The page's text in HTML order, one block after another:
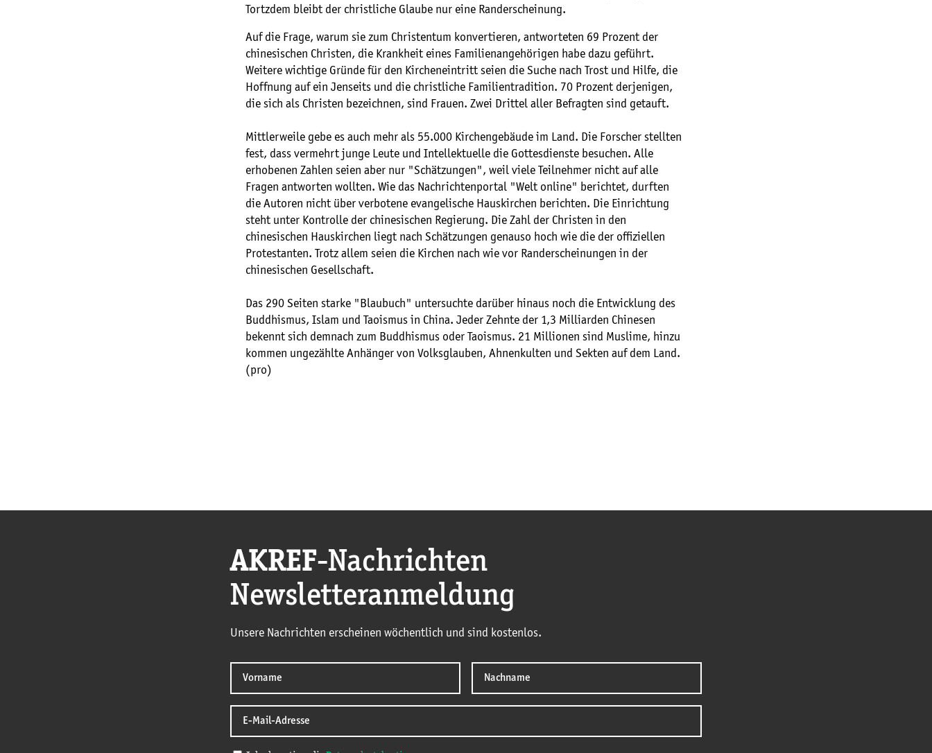
Tortzdem bleibt der christliche Glaube nur eine Randerscheinung.
Auf die Frage, warum sie zum Christentum konvertieren, antworteten 69 Prozent der
chinesischen Christen, die Krankheit eines Familienangehörigen habe dazu geführt.
Weitere wichtige Gründe für den Kircheneintritt seien die Suche nach Trost und Hilfe, die
Hoffnung auf ein Jenseits und die christliche Familientradition. 70 Prozent derjenigen,
die sich als Christen bezeichnen, sind Frauen. Zwei Drittel aller Befragten sind getauft.
Mittlerweile gebe es auch mehr als 55.000 Kirchengebäude im Land. Die Forscher stellten
fest, dass vermehrt junge Leute und Intellektuelle die Gottesdienste besuchen. Alle
erhobenen Zahlen seien aber nur "Schätzungen", weil viele Teilnehmer nicht auf alle
Fragen antworten wollten. Wie das Nachrichtenportal "Welt online" berichtet, durften
die Autoren nicht über verbotene evangelische Hauskirchen berichten. Die Einrichtung
steht unter Kontrolle der chinesischen Regierung. Die Zahl der Christen in den
chinesischen Hauskirchen liegt nach Schätzungen genauso hoch wie die der offiziellen
Protestanten. Trotz allem seien die Kirchen nach wie vor Randerscheinungen in der
chinesischen Gesellschaft.
Das 290 Seiten starke "Blaubuch" untersuchte darüber hinaus noch die Entwicklung des
Buddhismus, Islam und Taoismus in China. Jeder Zehnte der 1,3 Milliarden Chinesen
bekennt sich demnach zum Buddhismus oder Taoismus. 21 Millionen sind Muslime, hinzu
kommen ungezählte Anhänger von Volksglauben, Ahnenkulten und Sekten auf dem Land.
(pro)
AKREF-Nachrichten
Newsletteranmeldung
Unsere Nachrichten erscheinen wöchentlich und sind kostenlos.